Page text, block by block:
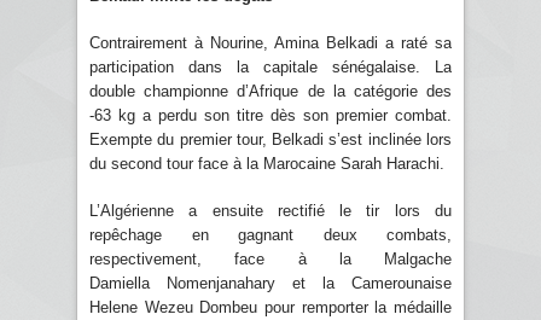
Contrairement à Nourine, Amina Belkadi a raté sa
participation dans la capitale sénégalaise. La
double championne d’Afrique de la catégorie des
-63 kg a perdu son titre dès son premier combat.
Exempte du premier tour, Belkadi s’est inclinée lors
du second tour face à la Marocaine Sarah Harachi.
L’Algérienne a ensuite rectifié le tir lors du
repêchage en gagnant deux combats,
respectivement, face à la Malgache
Damiella Nomenjanahary et la Camerounaise
Helene Wezeu Dombeu pour remporter la médaille